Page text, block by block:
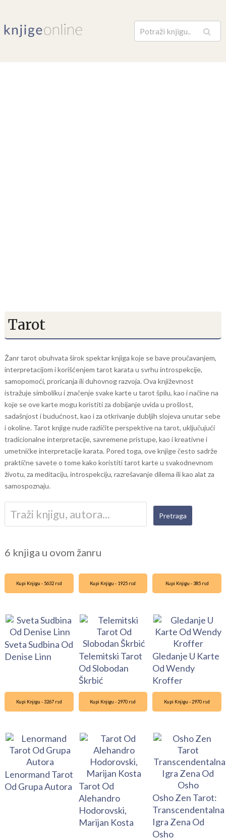
Pretraga
Tarot
Žanr tarot obuhvata širok spektar knjiga koje se bave proučavanjem,
interpretacijom i korišćenjem tarot karata u svrhu introspekcije,
samopomoći, proricanja ili duhovnog razvoja. Ova književnost
istražuje simboliku i značenje svake karte u tarot špilu, kao i načine na
koje se ove karte mogu koristiti za dobijanje uvida u prošlost,
sadašnjost i budućnost, kao i za otkrivanje dubljih slojeva unutar sebe
i okoline. Tarot knjige nude različite perspektive na tarot, uključujući
tradicionalne interpretacije, savremene pristupe, kao i kreativne i
umetničke interpretacije karata. Pored toga, ove knjige često sadrže
praktične savete o tome kako koristiti tarot karte u svakodnevnom
životu, za meditaciju, introspekciju, razrešavanje dilema ili kao alat za
samospoznaju.
6 knjiga u ovom žanru
Kupi Knjigu - 5632 rsd
Sveta Sudbina Od
Denise Linn
Kupi Knjigu - 1925 rsd
Telemitski Tarot
Od Slobodan
Škrbić
Kupi Knjigu - 385 rsd
Gledanje U Karte
Od Wendy
Kroffer
Kupi Knjigu - 3267 rsd
Lenormand Tarot
Od Grupa Autora
Kupi Knjigu - 2970 rsd
Tarot Od
Alehandro
Hodorovski,
Marijan Kosta
Kupi Knjigu - 2970 rsd
Osho Zen Tarot:
Transcendentalna
Igra Zena Od
Osho